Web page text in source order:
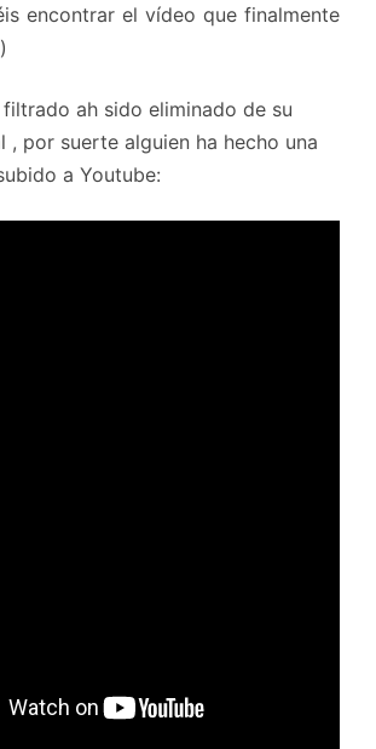
encontrar el vídeo que finalmente
)
filtrado ah sido eliminado de su
, por suerte alguien ha hecho una
a Youtube: